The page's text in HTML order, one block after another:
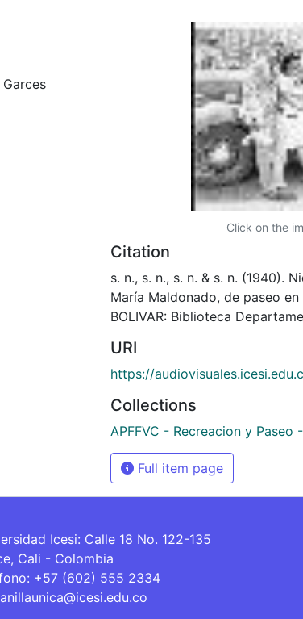
Click on the
Citation
s. n., s. n., s. n. & s. n. (1940).
María Maldonado, de paseo
BOLIVAR: Biblioteca
URI
https://
Collections
APFFVC - Recreacion y Paseo
Full item page
Icesi: Calle 18 No. 122-135
Cali - Colombia
+57 (602) 555 2334